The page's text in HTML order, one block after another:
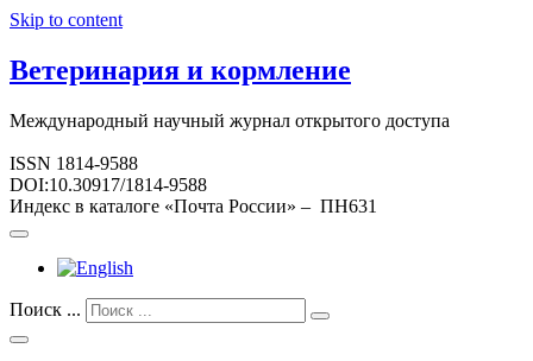
Skip to content
Ветеринария и кормление
Международный научный журнал открытого доступа
ISSN 1814-9588
DOI:10.30917/1814-9588
Индекс в каталоге «Почта России» – ПН631
Поиск ...